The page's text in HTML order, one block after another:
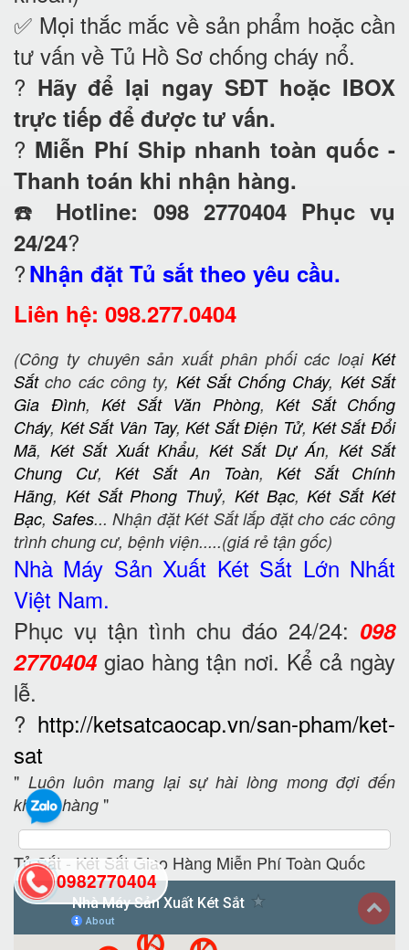
✅ Mọi thắc mắc về sản phẩm hoặc cần
tư vấn về Tủ Hồ Sơ chống cháy nổ.
? Hãy để lại ngay SĐT hoặc IBOX
trực tiếp để được tư vấn.
? Miễn Phí Ship nhanh toàn quốc -
Thanh toán khi nhận hàng.
☎️ Hotline: 098 2770404 Phục vụ
24/24?
?Nhận đặt Tủ sắt theo yêu cầu.
Liên hệ: 098.277.0404
(Công ty chuyên sản xuất phân phối các loại Két
Sắtcho các công ty, Két Sắt Chống Cháy, Két Sắt
Gia Đình, Két Sắt Văn Phòng, Két Sắt Chống
Cháy, Két Sắt Vân Tay,Két Sắt Điện Tử, Két Sắt Đổi
Mã, Két Sắt Xuất Khẩu, Két Sắt Dự Án, Két Sắt
Chung Cư, Két Sắt An Toàn, Két Sắt Chính
Hãng, Két Sắt Phong Thuỷ, Két Bạc,Két Sắt Két
Bạc, Safes... Nhận đặt Két Sắt lắp đặt cho các công
trình chung cư, bệnh viện.....(giá rẻ tận gốc)
Nhà Máy Sản Xuất Két Sắt Lớn Nhất
Việt Nam.
Phục vụ tận tình chu đáo 24/24: 098
2770404giao hàng tận nơi. Kể cả ngày
lễ.
? http://ketsatcaocap.vn/san-pham/ket-
sat
" Luôn luôn mang lại sự hài lòng mong đợi đến
khách hàng "
Tủ Sắt - Két Sắt Giao Hàng Miễn Phí Toàn Quốc
0982770404
back